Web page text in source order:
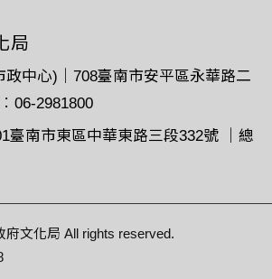
局
政中心)｜708臺南市安平區永華路二
2981800
臺南市東區中華東路三段332號 ｜總
文化局 All rights reserved.